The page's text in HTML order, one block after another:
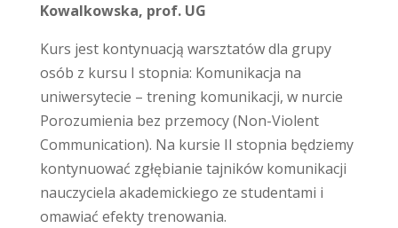
Kowalkowska, prof. UG
Kurs jest kontynuacją warsztatów dla grupy
osób z kursu I stopnia: Komunikacja na
uniwersytecie – trening komunikacji, w nurcie
Porozumienia bez przemocy (Non-Violent
Communication). Na kursie II stopnia będziemy
kontynuować zgłębianie tajników komunikacji
nauczyciela akademickiego ze studentami i
omawiać efekty trenowania.